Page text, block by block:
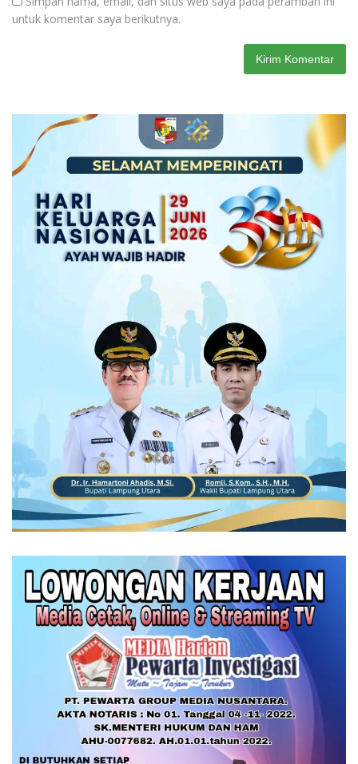
untuk komentar saya berikutnya.